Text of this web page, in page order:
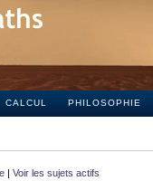
CALCUL PHILOSOPHIE
| Voir les sujets actifs